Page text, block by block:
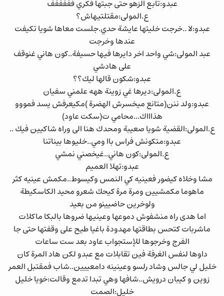
عبدو:تابع الزهو حتى جبتها فكري فففففف
ع.المولى:مقتلتيهاش؟
عبدو:لا ..خرجت خليتها عايشة حدي.جلست معاها شويا تكيفت
عندها وخرجت
عبد المولى:شي واحد اخر دايرها فيها حسيفة..كون هاني غنوقف
على هادشي
عبدو:شكون قالها ليك؟؟
ع.المولى:ديرها غي زوينة ههه علمني سفيان
عبدو:ولد ننن(متانع ميخسرش الهضرة )مكيعرفش يسد فمووو
هذاااك...محامي ت(سكت عاود)
ع.المولى:القضية شويا صعيبة ومحدك هنا الى وراه شاكيين فيك ..
عبدو:متكونش فراس باا ومي..خليوها بيناتنا
ع.المولى:كون هاني..غيخصني نمشي
عبدو:تهلا العميم
مشا وخلاه كيضور فعينيه كي النمس وكيسوط..مكمش عينيه كثر
ماهوما مكمشيين ومرة مرة كيحك شعرو محيد الكاسكيطة
ولوخرين حاضيينو من بعيد
اما هدى راه منشفوش دموعها وعينيها ضروها بالبكا ماكلات
ماشربات كتحس بطاقتها مهدودة باغيا طيح على وقفتها حتى جا
الفرج وخرجوها للإستجواب عاود بعد ست ساعات
داوها لنفس الغرفة فين تقابلات مع عبدو لكن هاد المرة كان
خليل لي جالس وشاد رلسو وعينينه دامعييين..شاب فمقتبل العمر
زوين و كيبان درويش..شافها وهي تبدا تدمع وقالت:خويا خليل
خليل:الصمت